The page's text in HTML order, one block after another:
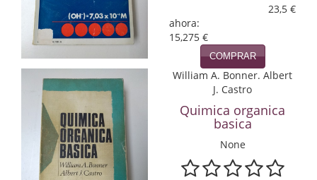
Local
Mafia y espionaje
Medicina
Música
Naturaleza
23,5 €
ahora:
15,275 €
COMPRAR
William A. Bonner. Albert
J. Castro
Quimica organica
basica
None